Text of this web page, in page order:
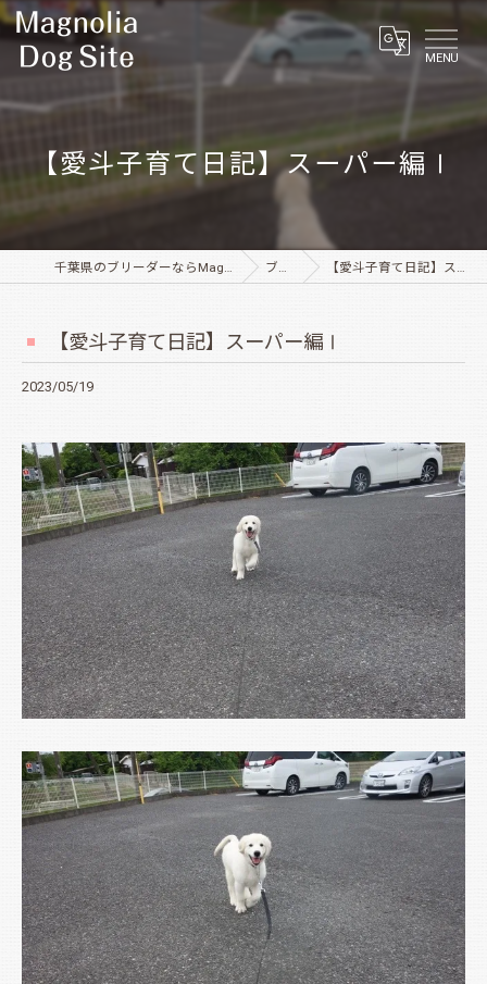
MENU
【愛斗子育て日記】スーパー編Ⅰ
千葉県のブリーダーならMagnolia Dog Site ブログ 【愛斗子育て日記】スーパー編Ⅰ
【愛斗子育て日記】スーパー編Ⅰ
2023/05/19